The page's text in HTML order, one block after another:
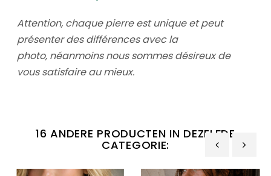
Attention, chaque pierre est unique et peut
présenter des différences avec la
photo, néanmoins nous sommes désireux de
vous satisfaire au mieux.
16 ANDERE PRODUCTEN IN DEZELFDE
CATEGORIE:
‹ ›